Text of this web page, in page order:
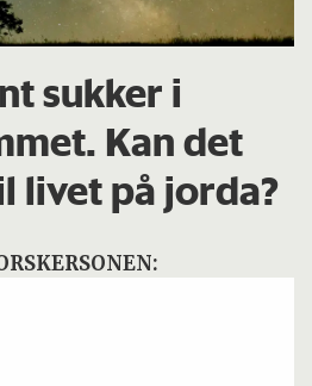
sukker i
Kan det
livet på jorda?